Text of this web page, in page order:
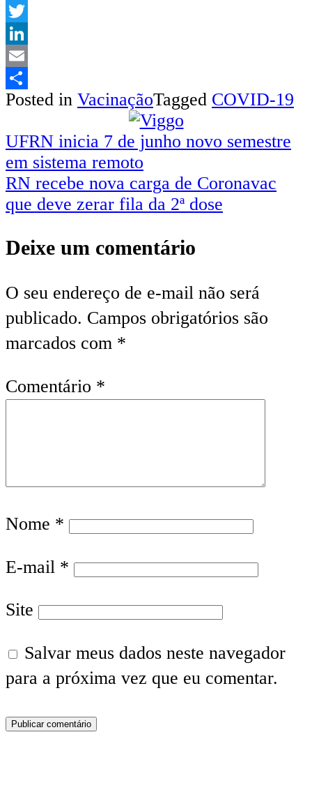
WhatsApp
Twitter
LinkedIn
Email
Share
Posted in VacinaçãoTagged COVID-19
Navegação
de
Post
UFRN inicia 7 de junho novo semestre
em sistema remoto
RN recebe nova carga de Coronavac
que deve zerar fila da 2ª dose
Deixe um comentário
O seu endereço de e-mail não será
publicado. Campos obrigatórios são
marcados com *
Comentário *
Nome *
E-mail *
Site
Salvar meus dados neste navegador
para a próxima vez que eu comentar.